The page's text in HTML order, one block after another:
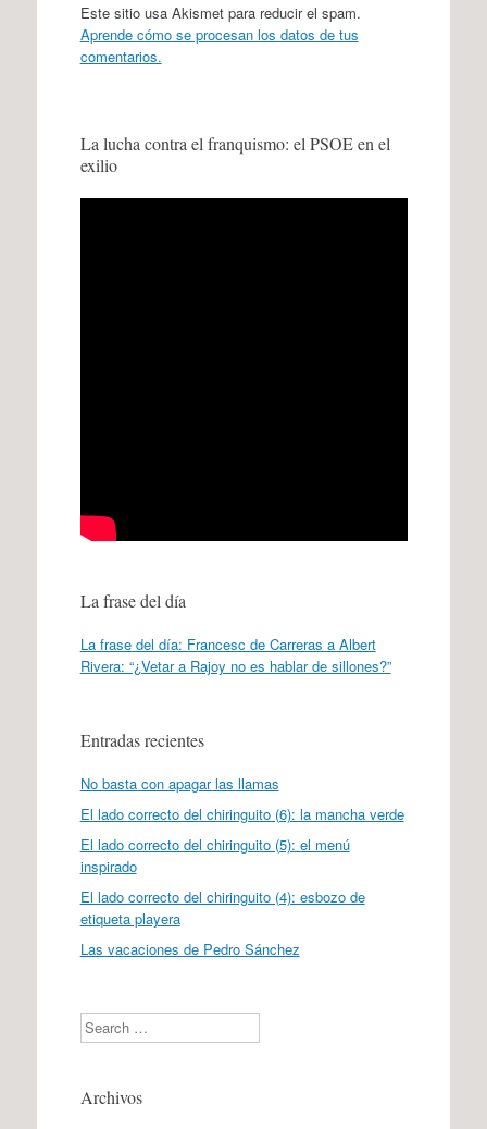
Este sitio usa Akismet para reducir el spam.
Aprende cómo se procesan los datos de tus
comentarios.
La lucha contra el franquismo: el PSOE en el
exilio
La frase del día
La frase del día: Francesc de Carreras a Albert
Rivera: “¿Vetar a Rajoy no es hablar de sillones?”
Entradas recientes
No basta con apagar las llamas
El lado correcto del chiringuito (6): la mancha verde
El lado correcto del chiringuito (5): el menú
inspirado
El lado correcto del chiringuito (4): esbozo de
etiqueta playera
Las vacaciones de Pedro Sánchez
Search
Archivos